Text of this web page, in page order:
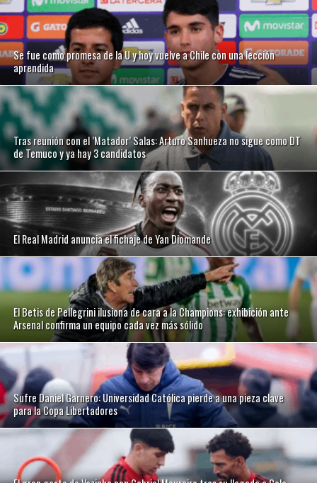
Se fue como promesa de la U y hoy vuelve a Chile con una lección
aprendida
Tras reunión con el ’Matador’ Salas: Arturo Sanhueza no sigue como DT
de Temuco y ya hay 3 candidatos
El Real Madrid anuncia el fichaje de Yan Diomande
El Betis de Pellegrini ilusiona de cara a la Champions: exhibición ante
Arsenal confirma un equipo cada vez más sólido
Sufre Daniel Garnero: Universidad Católica pierde a una pieza clave
para la Copa Libertadores